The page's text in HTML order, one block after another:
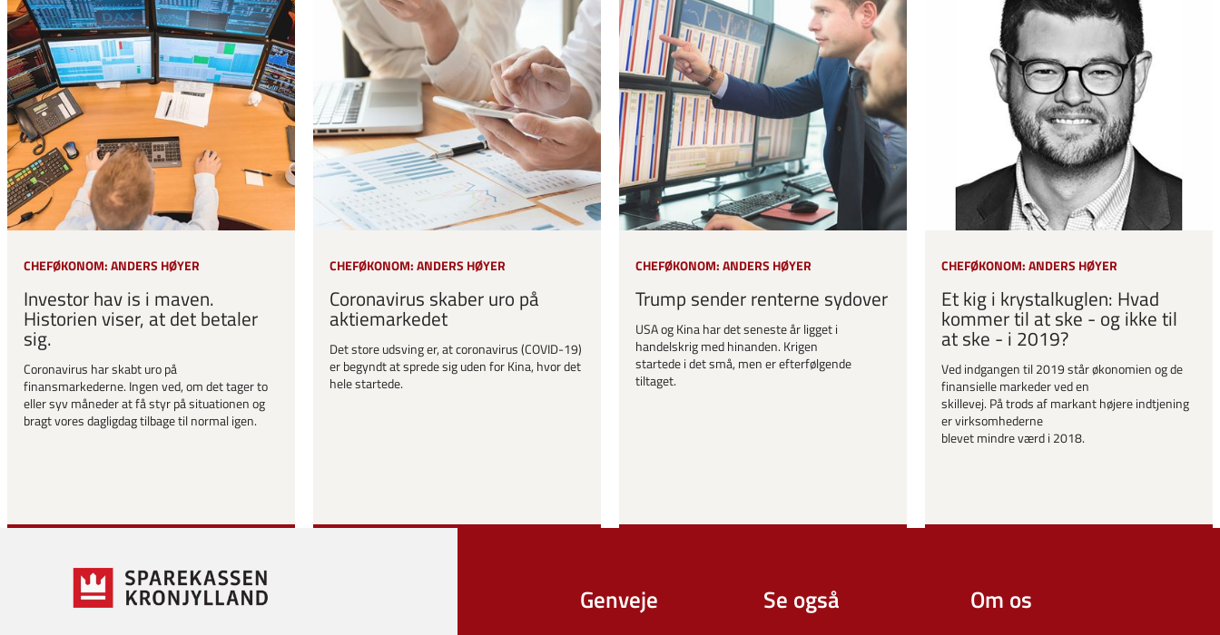
CHEFØKONOM: ANDERS HØYER
Investor hav is i maven.
Historien viser, at det betaler
sig.
Coronavirus har skabt uro på
finansmarkederne. Ingen ved, om det tager to
eller syv måneder at få styr på situationen og
bragt vores dagligdag tilbage til normal igen.
CHEFØKONOM: ANDERS HØYER
Coronavirus skaber uro på
aktiemarkedet
Det store udsving er, at coronavirus (COVID-19)
er begyndt at sprede sig uden for Kina, hvor det
hele startede.
CHEFØKONOM: ANDERS HØYER
Trump sender renterne sydover
USA og Kina har det seneste år ligget i
handelskrig med hinanden. Krigen
startede i det små, men er efterfølgende
tiltaget.
CHEFØKONOM: ANDERS HØYER
Et kig i krystalkuglen: Hvad
kommer til at ske - og ikke til
at ske - i 2019?
Ved indgangen til 2019 står økonomien og de
finansielle markeder ved en
skillevej. På trods af markant højere indtjening
er virksomhederne
blevet mindre værd i 2018.
Genveje Se også Om os